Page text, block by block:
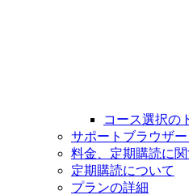
コース選択の
サポートブラウザ
料金、定期購読に
定期購読について
プランの詳細